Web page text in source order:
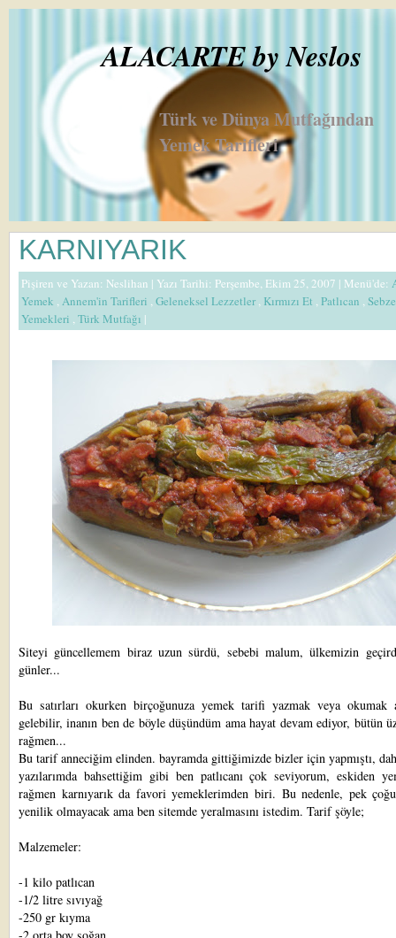
ALACARTE by Neslos
Türk ve Dünya Mutfağından
Yemek Tarifleri
KARNIYARIK
Pişiren ve Yazan: Neslihan | Yazı Tarihi: Perşembe, Ekim 25, 2007 | Menü'de:
Yemek ,Annem'in Tarifleri ,Geleneksel Lezzetler, Kırmızı Et ,Patlıcan ,Sebze
Yemekleri ,Türk Mutfağı |
Siteyi güncellemem biraz uzun sürdü, sebebi malum, ülkemizin
günler...
Bu satırları okurken birçoğunuza yemek tarifi yazmak veya okumak
gelebilir, inanın ben de böyle düşündüm ama hayat devam ediyor, bütün
rağmen...
Bu tarif anneciğim elinden. bayramda gittiğimizde bizler için yapmıştı,
yazılarımda bahsettiğim gibi ben patlıcanı çok seviyorum, eskiden
rağmen karnıyarık da favori yemeklerimden biri. Bu nedenle, pek
yenilik olmayacak ama ben sitemde yeralmasını istedim. Tarif şöyle;
Malzemeler:
-1 kilo patlıcan
-1/2 litre sıvıyağ
-250 gr kıyma